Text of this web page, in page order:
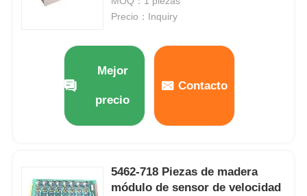
Precio：Inquiry
Mejor
precio
Contacto
5462-718 Piezas de madera
módulo de sensor de velocidad